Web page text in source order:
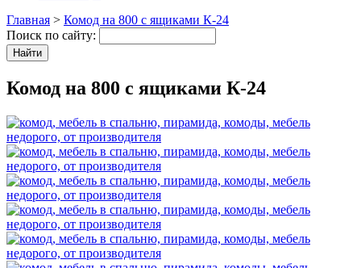
Главная > Комод на 800 с ящиками К-24
Поиск по сайту:
Комод на 800 с ящиками К-24